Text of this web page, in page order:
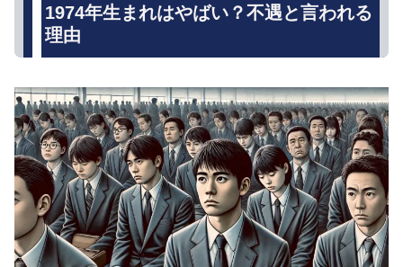
1974年生まれはやばい？不遇と言われる
理由